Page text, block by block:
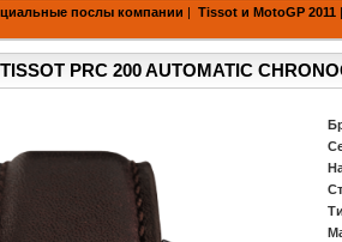
послы компании | Tissot и MotoGP 2011 |
TISSOT PRC 200 AUTOMATIC